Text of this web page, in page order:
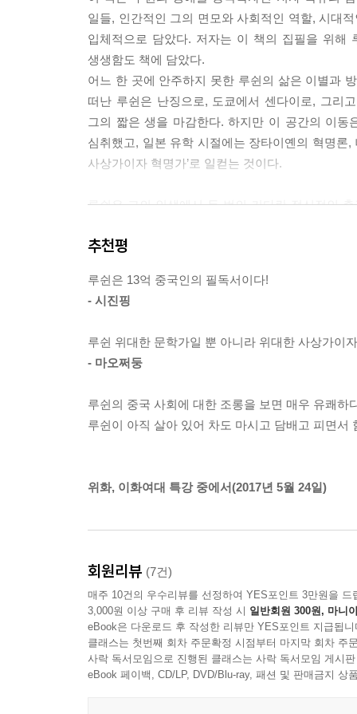
일들, 인간적인 그의 면모와 사회적인 역할, 시대
입체적으로 담았다. 저자는 이 책의 집필을 위해
생생함도 책에 담았다.
어느 한 곳에 안주하지 못한 루쉰의 삶은 이별과
떠난 루쉰은 난징으로, 도쿄에서 센다이로, 그리
그의 짧은 생을 마감한다. 하지만 이 공간의 이동
심취했고, 일본 유학 시절에는 장타이옌의 혁명론,
사상가이자 혁명가’로 일컫는 것이다.
루쉰은 그의 인생에서 두 번의 커다란 정신적인
일본인들에게 총살당하는 장면을 본 루쉰은 그날
두 번째 전환점은 신해혁명 이후 위안스카이의
하면서 시간을 보내고 있을 때였다. 그때 한 친구
어떨까?” 이에 친구는 대답했다. “그 몇 사람이
뒤통수를 한 대 얻어맞은 것 같은 충격을 받는다.
루쉰은 자신에게 주어진 인생, 그 어느 것도 포기
책임지느라 직업인으로서, 작가로서 치열하게
했다. 중국 소설사에 대한 고전을 넘어 경전으로
희망이란 것은 본래 있었다고도 할 수 없고, 없
사람들이 많아지면 그게 곧 길이 되는 것이다. _「
길을 잃어버린 세상, 출구가 막혀버린 사회에서 우
‘내적 자각’과 ‘개인의 확립’에서 그 답을 찾고자 했
추천평
루쉰은 13억 중국인의 필독서이다!
- 시진핑
루쉰 위대한 문학가일 뿐 아니라 위대한 사상가이
- 마오쩌둥
루쉰의 중국 사회에 대한 조롱을 보면 매우 유쾌하
루쉰이 아직 살아 있어 차도 마시고 담배고 피면서
위화, 이화여대 특강 중에서(2017년 5월 24일)
회원리뷰 (7건)
매주 10건의 우수리뷰를 선정하여 YES포인트 3만원을 드
3,000원 이상 구매 후 리뷰 작성 시 일반회원 300원, 마니
eBook은 다운로드 후 작성한 리뷰만 YES포인트 지급됩니
클래스는 첫번째 회차 주문확정 시점부터 마지막 회차 주
사락 독서모임으로 진행된 클래스는 사락 독서모임 게시
eBook 페이백, CD/LP, DVD/Blu-ray, 패션 및 판매금지 상